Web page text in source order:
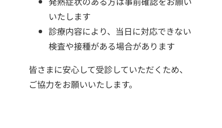
いたします
診療内容により、当日に対応できない
検査や接種がある場合があります
皆さまに安心して受診していただくため、
ご協力をお願いいたします。